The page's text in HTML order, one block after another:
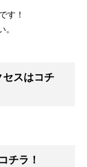
す！
スはコチ
ラ！